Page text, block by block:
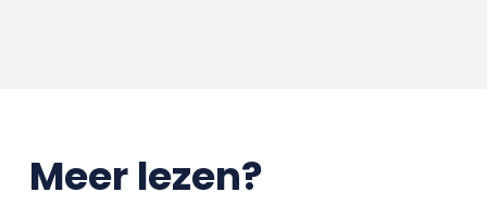
Meer lezen?